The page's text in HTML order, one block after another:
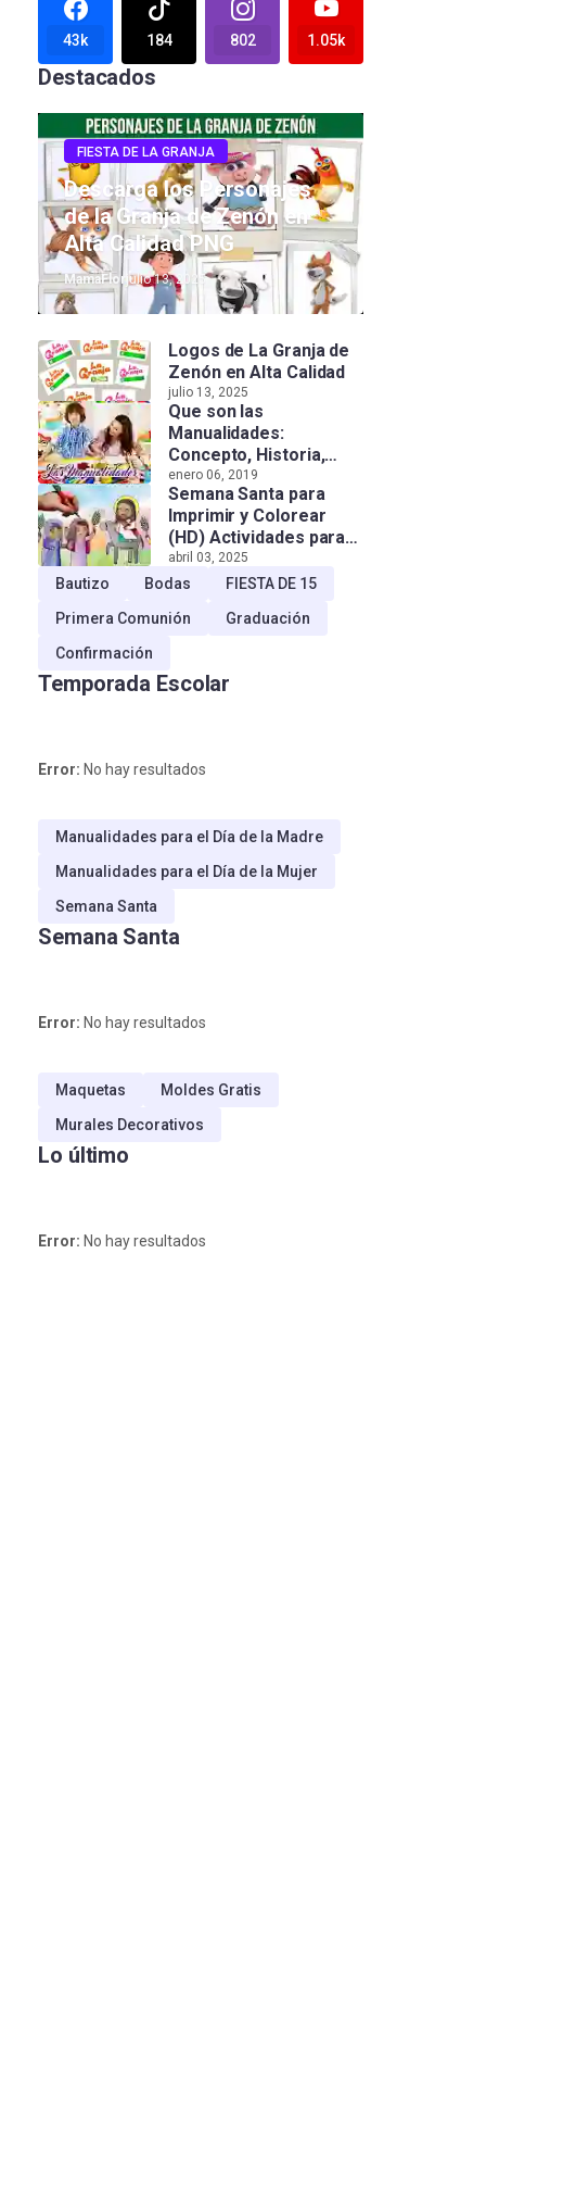
43k 184 802 1.05k
Destacados
FIESTA DE LA GRANJA
Descarga los Personajes
de la Granja de Zenón en
Alta Calidad PNG
MamaFlorjulio 13, 2025
Logos de La Granja de
Zenón en Alta Calidad
julio 13, 2025
Que son las
Manualidades:
Concepto, Historia,
Tipos e Importancia
enero 06, 2019
Semana Santa para
Imprimir y Colorear
(HD) Actividades para
Niños!
abril 03, 2025
Bautizo Bodas
FIESTA DE 15
Primera Comunión
Graduación
Confirmación
Temporada Escolar
Error: No hay resultados
Manualidades para el Día de la Madre
Manualidades para el Día de la Mujer
Semana Santa
Semana Santa
Error: No hay resultados
Maquetas
Moldes Gratis
Murales Decorativos
Lo último
Error: No hay resultados